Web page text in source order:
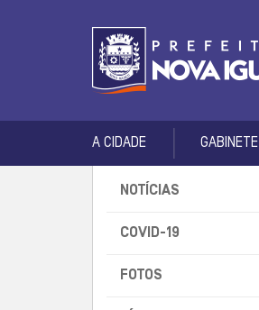
A CIDADE GABINETE
NOTÍCIAS
COVID-19
FOTOS